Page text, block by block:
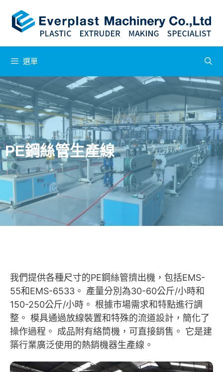
選單
PE鋼絲管生產線
我們提供各種尺寸的PE鋼絲管擠出機，包括EMS-
55和EMS-6533。 產量分別為30-60公斤/小時和
150-250公斤/小時。 根據市場需求和特點進行調
整。 模具通過放線裝置和特殊的流道設計，簡化了
操作過程。 成品附有絡筒機，可直接銷售。 它是建
築行業廣泛使用的熱銷機器生產線。